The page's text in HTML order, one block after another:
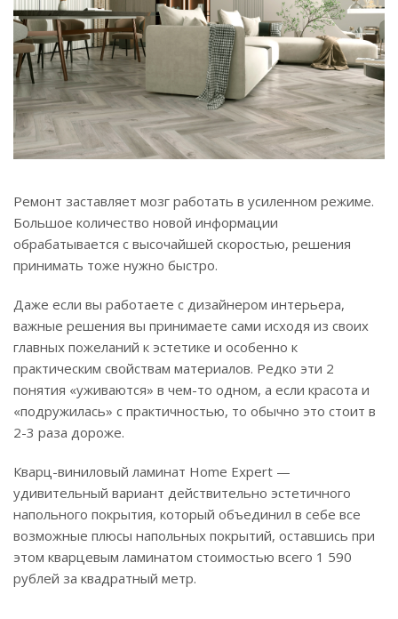
Ремонт заставляет мозг работать в усиленном режиме.
Большое количество новой информации
обрабатывается с высочайшей скоростью, решения
принимать тоже нужно быстро.
Даже если вы работаете с дизайнером интерьера,
важные решения вы принимаете сами исходя из своих
главных пожеланий к эстетике и особенно к
практическим свойствам материалов. Редко эти 2
понятия «уживаются» в чем-то одном, а если красота и
«подружилась» с практичностью, то обычно это стоит в
2-3 раза дороже.
Кварц-виниловый ламинат Home Expert —
удивительный вариант действительно эстетичного
напольного покрытия, который объединил в себе все
возможные плюсы напольных покрытий, оставшись при
этом кварцевым ламинатом стоимостью всего 1 590
рублей за квадратный метр.